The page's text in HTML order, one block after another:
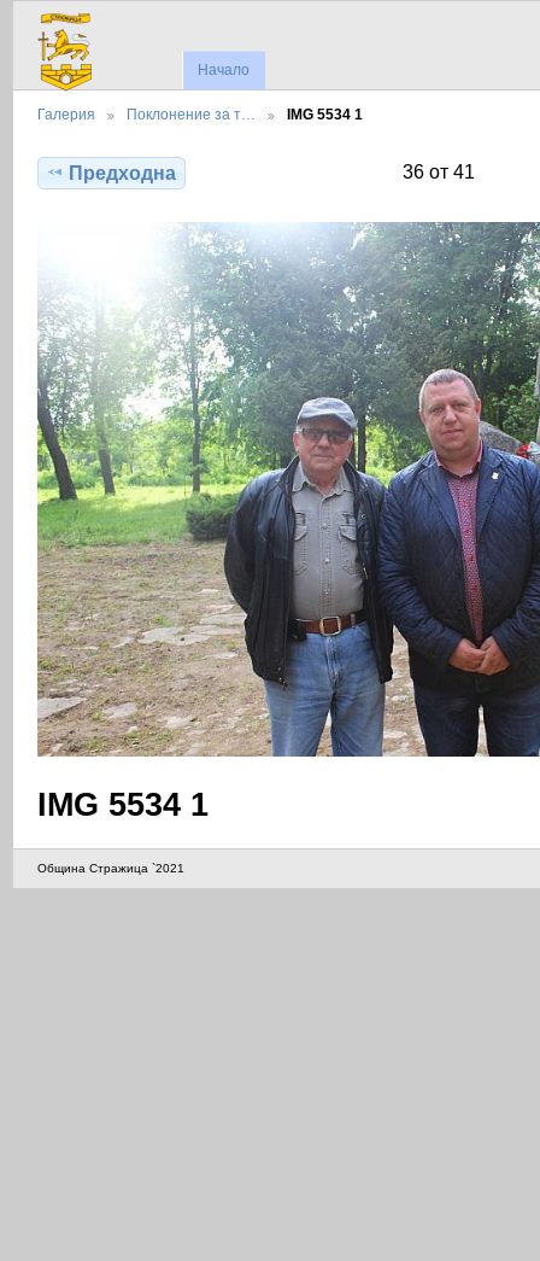
Начало
Галерия Поклонение за т… IMG 5534 1
Предходна 36 от 41
IMG 5534 1
Община Стражица `2021